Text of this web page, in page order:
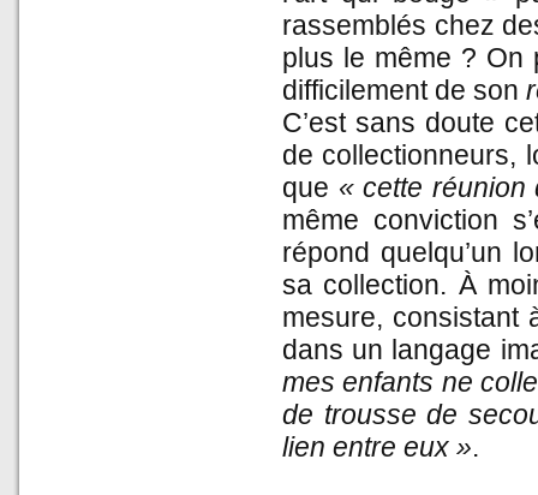
rassemblés chez
plus le même ? On
difficilement de son
C’est sans doute
de collectionneurs,
que « cette réunion
même conviction
répond quelqu’un
sa collection. À
mesure, consistant
dans un langage
mes enfants ne
de trousse de
lien entre eux ».